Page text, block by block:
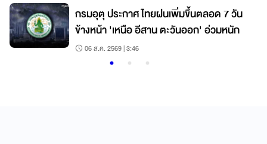
กรมอุตุ ประกาศ ไทยฝนเพิ่มขึ้นตลอด 7 วัน
ข้างหน้า 'เหนือ อีสาน ตะวันออก' อ่วมหนัก
06 ส.ค. 2569 | 3:46